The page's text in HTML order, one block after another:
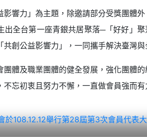
影響力」為主題，除邀請部分受獎團體
出全台第一座青銀共居聚落─「好好」
共創公益影響力」，一同攜手解決臺灣
團體及職業團體的健全發展，強化團體
不忘初衷且努力不懈，一直做會員強而有
於108.12.12舉行第28屆第3次會員代表